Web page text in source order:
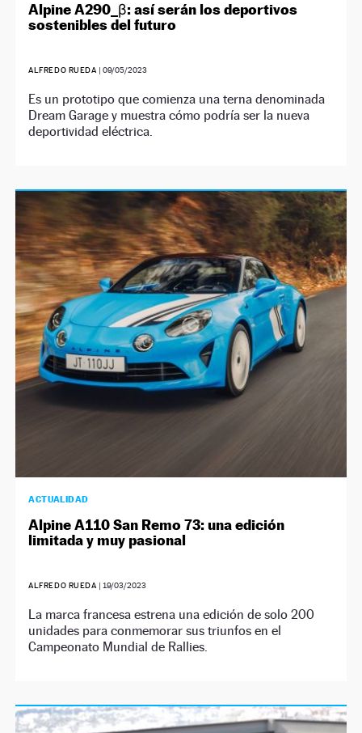
Alpine A290_β: así serán los deportivos
sostenibles del futuro
ALFREDO RUEDA | 09/05/2023
Es un prototipo que comienza una terna denominada
Dream Garage y muestra cómo podría ser la nueva
deportividad eléctrica.
ACTUALIDAD
Alpine A110 San Remo 73: una edición
limitada y muy pasional
ALFREDO RUEDA | 19/03/2023
La marca francesa estrena una edición de solo 200
unidades para conmemorar sus triunfos en el
Campeonato Mundial de Rallies.